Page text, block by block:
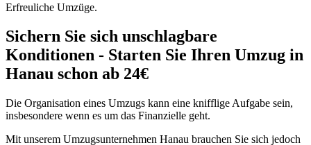
Erfreuliche Umzüge.
Sichern Sie sich unschlagbare
Konditionen - Starten Sie Ihren Umzug in
Hanau schon ab 24€
Die Organisation eines Umzugs kann eine knifflige Aufgabe sein,
insbesondere wenn es um das Finanzielle geht.
Mit unserem Umzugsunternehmen Hanau brauchen Sie sich jedoch